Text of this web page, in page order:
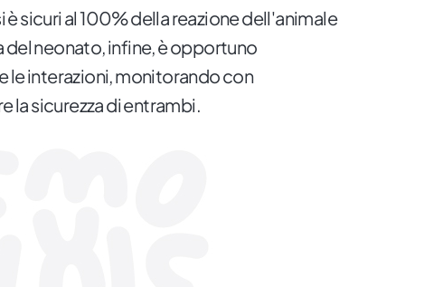
è sicuri al 100% della reazione dell'animale
neonato, infine, è opportuno
le interazioni, monitorando con
la sicurezza di entrambi.